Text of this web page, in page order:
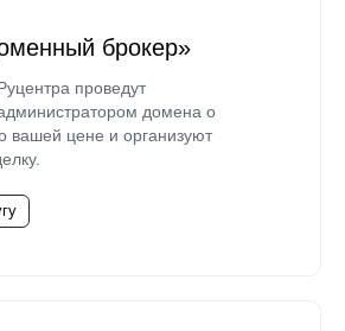
брокер»
проведут
домена о
вашей цене и организуют